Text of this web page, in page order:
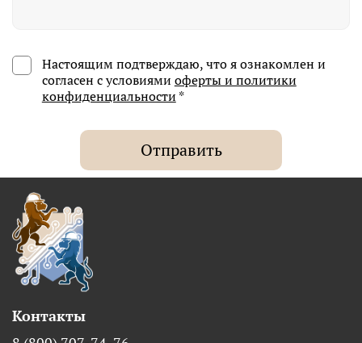
Настоящим подтверждаю, что я ознакомлен и
согласен с условиями оферты и политики
конфиденциальности *
Отправить
Контакты